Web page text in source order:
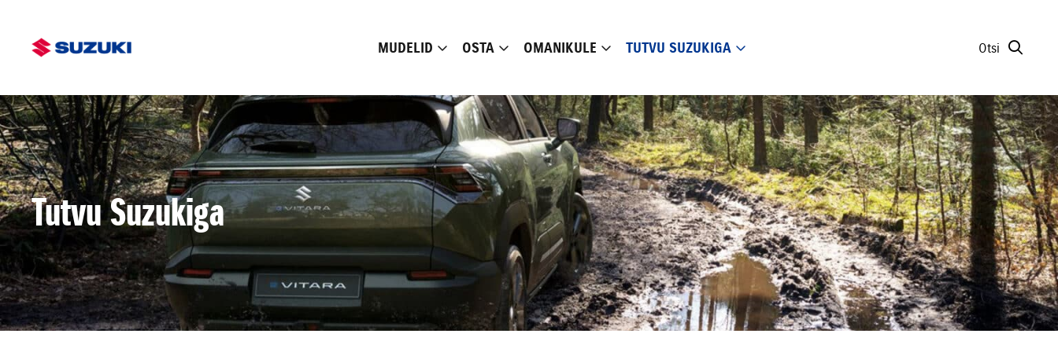
MUDELID
Alates 19 590 €
Loe lähemalt Loe lähemalt
Alates 28 590 €
Loe lähemalt
39 590 €
Loe lähemalt
OSTA OMANIKULE TUTVU SUZUKIGA Otsi
Tutvu Suzukiga